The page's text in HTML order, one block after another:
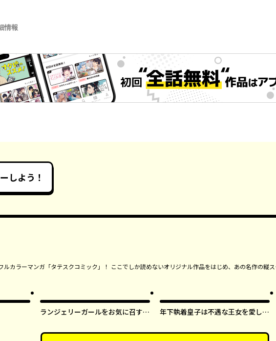
情報
しよう！
ルカラーマンガ「タテスクコミック」！ ここでしか読めないオリジナル作品をはじめ、あの名作の縦
ランジェリーガールをお気に召すま
年下執着皇子は不遇な王女を愛しす